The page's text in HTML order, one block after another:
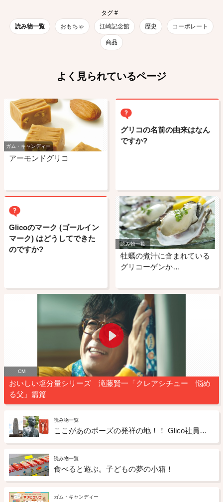
タグ #
読み物一覧
おもちゃ 江崎記念館 歴史 コーポレート
商品
よく見られているページ
ガム・キャンディー
アーモンドグリコ
グリコの名前の由来はなん
ですか?
Glicoのマーク (ゴールイン
マーク) はどうしてできた
のですか?
読み物一覧
牡蠣の煮汁に含まれている
グリコーゲンか…
CM
おいしい塩分量シリーズ 滝藤賢一「クレアシチュー 悩め
る父」篇篇
読み物一覧
ここがあのポーズの発祥の地！！ Glico社員が創業者ゆかりの地「佐賀」をリポート
読み物一覧
食べると遊ぶ。子どもの夢の小箱！
ガム・キャンディー